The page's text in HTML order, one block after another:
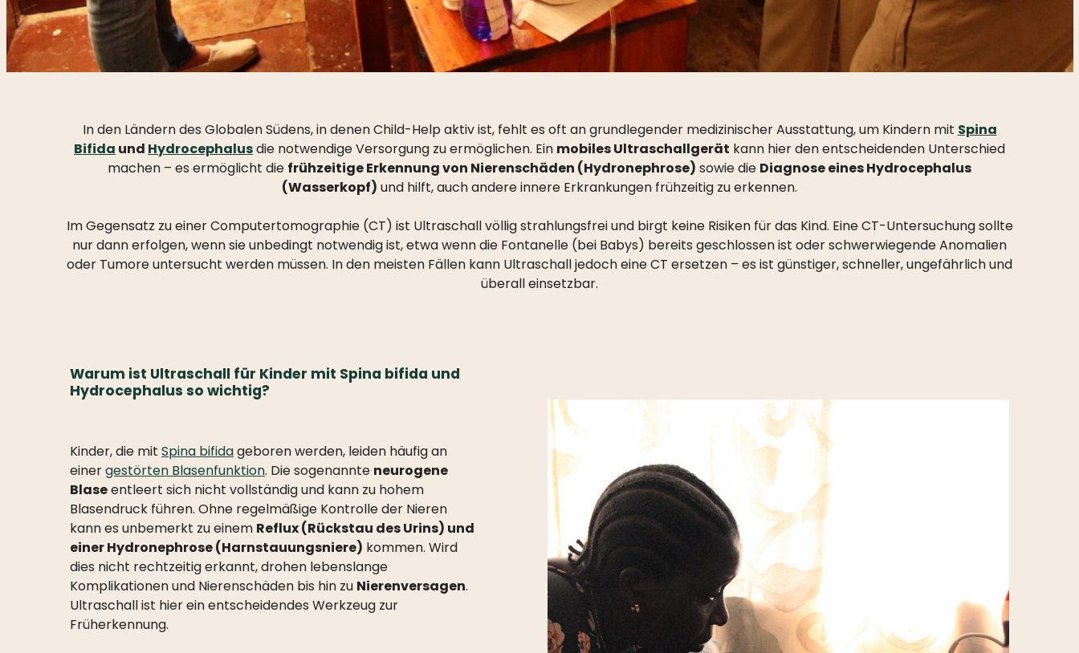
In den Ländern des Globalen Südens, in denen Child-Help aktiv ist, fehlt es oft an grundlegender medizinischer Ausstattung, um Kindern mit Spina
Bifida und Hydrocephalusdie notwendige Versorgung zu ermöglichen. Ein mobiles Ultraschallgerät kann hier den entscheidenden Unterschied
machen – es ermöglicht die frühzeitige Erkennung von Nierenschäden (Hydronephrose) sowie die Diagnose eines Hydrocephalus
(Wasserkopf) und hilft, auch andere innere Erkrankungen frühzeitig zu erkennen.
Im Gegensatz zu einer Computertomographie (CT) ist Ultraschall völlig strahlungsfrei und birgt keine Risiken für das Kind. Eine CT-Untersuchung sollte
nur dann erfolgen, wenn sie unbedingt notwendig ist, etwa wenn die Fontanelle (bei Babys) bereits geschlossen ist oder schwerwiegende Anomalien
oder Tumore untersucht werden müssen. In den meisten Fällen kann Ultraschall jedoch eine CT ersetzen – es ist günstiger, schneller, ungefährlich und
überall einsetzbar.
Warum ist Ultraschall für Kinder mit Spina bifida und
Hydrocephalus so wichtig?
Kinder, die mit Spina bifidageboren werden, leiden häufig an
einergestörten Blasenfunktion. Die sogenannte neurogene
Blaseentleert sich nicht vollständig und kann zu hohem
Blasendruck führen. Ohne regelmäßige Kontrolle der Nieren
kann es unbemerkt zu einem Reflux (Rückstau des Urins) und
einer Hydronephrose (Harnstauungsniere) kommen. Wird
dies nicht rechtzeitig erkannt, drohen lebenslange
Komplikationen und Nierenschäden bis hin zu Nierenversagen.
Ultraschall ist hier ein entscheidendes Werkzeug zur
Früherkennung.